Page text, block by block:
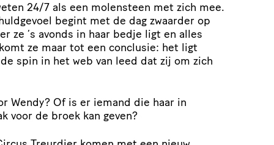
24/7 als een molensteen met zich mee.
begint met de dag zwaarder op
ze ’s avonds in haar bedje ligt en alles
ze maar tot een conclusie: het ligt
spin in het web van leed dat zij om zich
Wendy? Of is er iemand die haar in
voor de broek kan geven?